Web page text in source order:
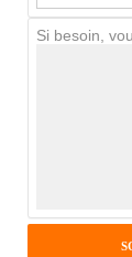
Antispam -
chiffres) :
Si besoin,